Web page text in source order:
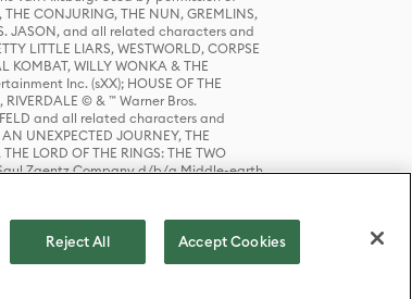
CONJURING, THE NUN, GREMLINS,
JASON, and all related characters and
LITTLE LIARS, WESTWORLD, CORPSE
KOMBAT, WILLY WONKA & THE
Inc. (sXX); HOUSE OF THE
© & ™ Warner Bros.
and all related characters and
UNEXPECTED JOURNEY, THE
LORD OF THE RINGS: THE TWO
Saul Zaentz Company d/b/a Middle-earth
Inc. (sXX); © Warner Bros.
Reject All Accept Cookies